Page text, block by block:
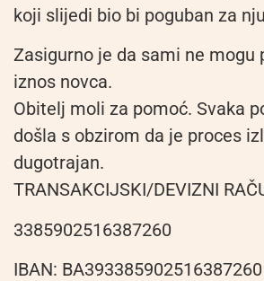
koji slijedi bio bi poguban za
Zasigurno je da sami ne mogu
iznos novca.
Obitelj moli za pomoć. Svaka
došla s obzirom da je proces
dugotrajan.
TRANSAKCIJSKI/DEVIZNI
3385902516387260
IBAN: BA393385902516387260